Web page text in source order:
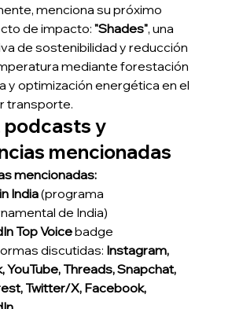
menciona su próximo
de impacto: "Shades", una
de sostenibilidad y reducción
mediante forestación
y optimización energética en el
transporte.
podcasts y
mencionadas
mencionadas:
India (programa
de India)
Top Voice badge
discutidas: Instagram,
YouTube, Threads, Snapchat,
Twitter/X, Facebook,